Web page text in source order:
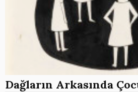
Dağların Arkasında